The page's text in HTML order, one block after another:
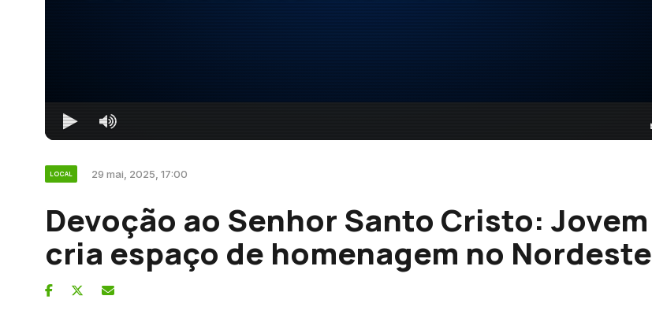
LOCAL 29 mai, 2025, 17:00
Devoção ao Senhor Santo Cristo: Jovem
cria espaço de homenagem no Nordeste